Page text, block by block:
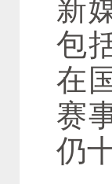
新
包
在
赛
仍